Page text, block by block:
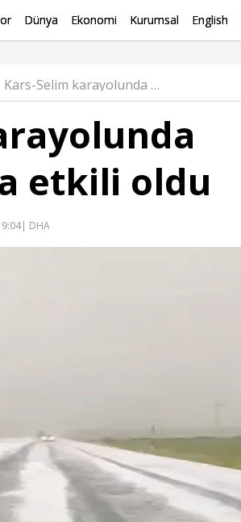
Dünya Ekonomi Kurumsal English
Kars-Selim karayolunda dolu ve fırtına etkili oldu
etkili oldu
| DHA